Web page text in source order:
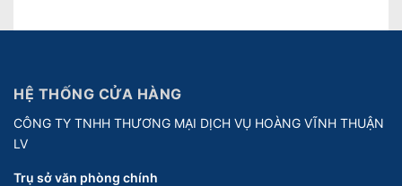
HỆ THỐNG CỬA HÀNG
CÔNG TY TNHH THƯƠNG MẠI DỊCH VỤ HOÀNG VĨNH THUẬN
LV
Trụ sở văn phòng chính